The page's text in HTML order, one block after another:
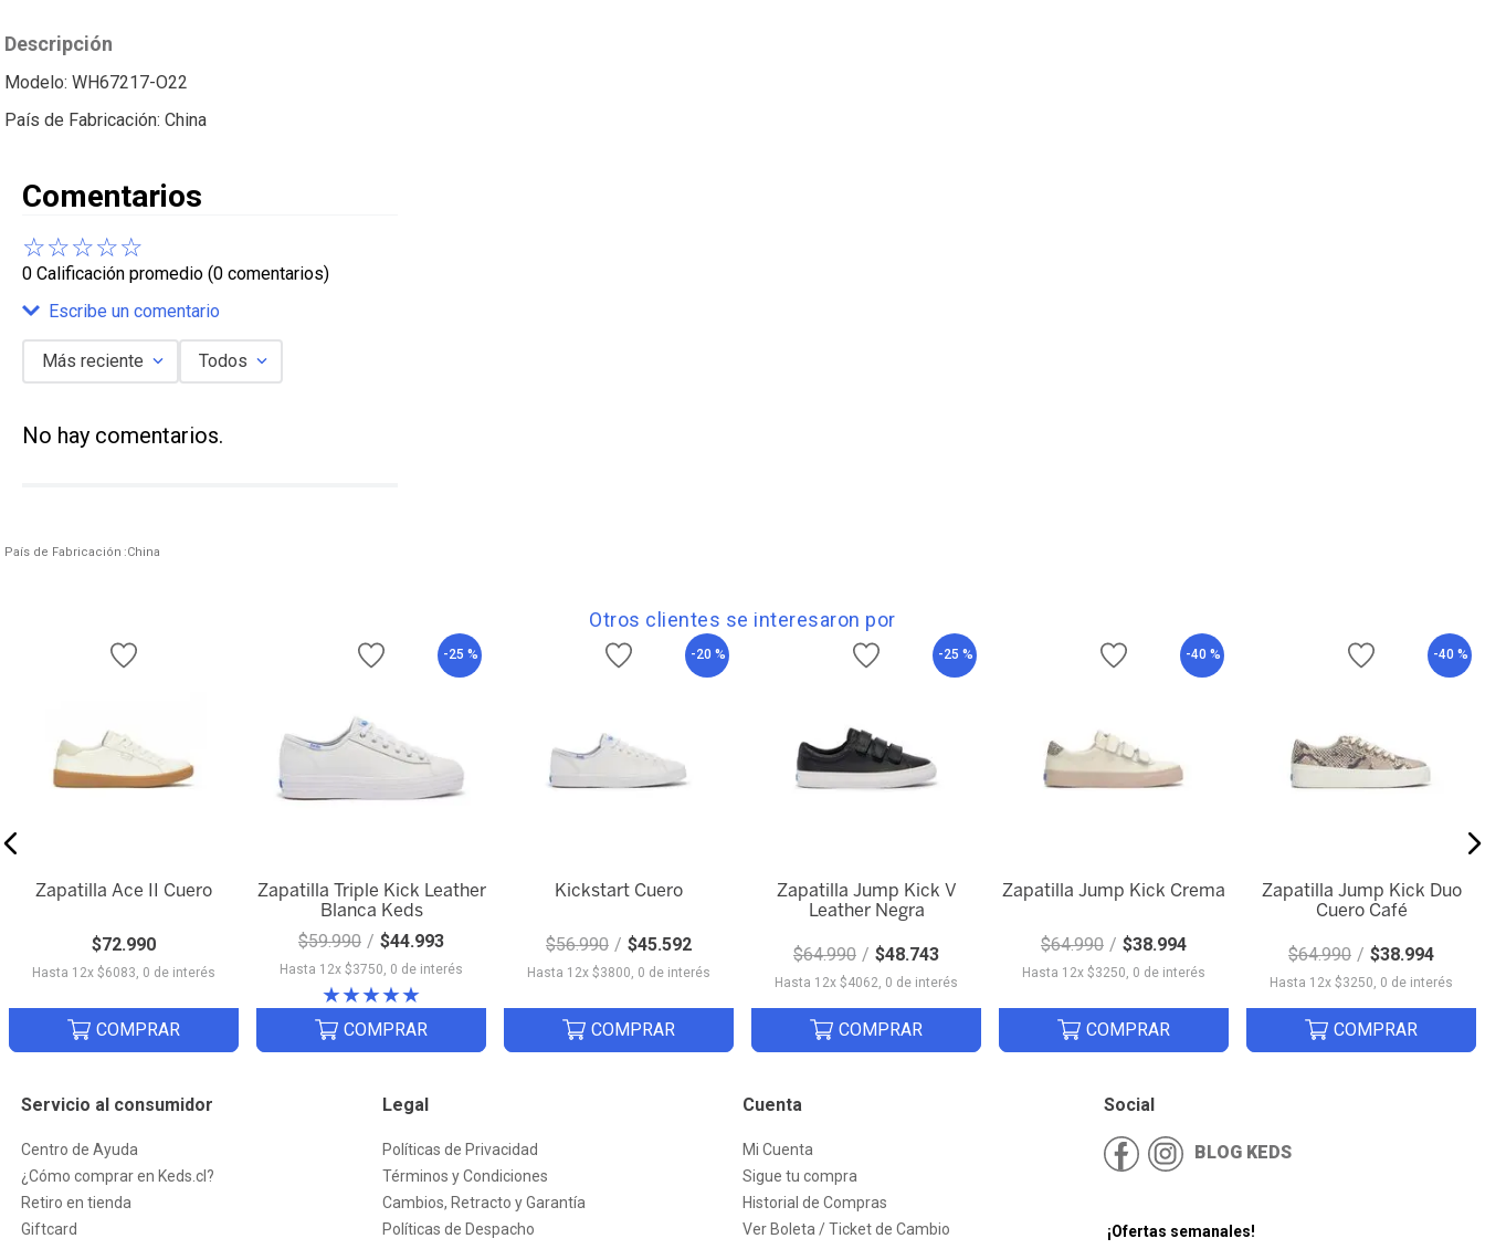
Descripción
Modelo: WH67217-O22
País de Fabricación: China
Comentarios
☆☆☆☆☆
0 Calificación promedio (0 comentarios)
Escribe un comentario
Título
Escribe un comentario
ENVIAR COMENTARIO
Más reciente Todos
No hay comentarios.
País de Fabricación China
Otros clientes se interesaron por
Zapatilla Ace II Cuero
$72.990
Hasta 12x $6083 0 de interés
COMPRAR
-25 %
Quick View
Zapatilla Triple Kick Leather
Blanca Keds
$59.990 $44.993
Hasta 12x $3750, 0 de interés
★★★★★
COMPRAR
-20 %
Kickstart Cuero
$56.990 $45.592
Hasta 12x $3800 0 de interés
COMPRAR
-25 %
Quick View
Zapatilla Jump Kick V
Leather Negra
$64.990 $48.743
Hasta 12x $4062 0 de interés
COMPRAR
-40 %
Zapatilla Jump Kick Crema
$64.990 $38.994
Hasta 12x $3250 0 de interés
COMPRAR
-40 %
Quick View
Zapatilla Jump Kick Duo
Cuero Café
$64.990 $38.994
Hasta 12x $3250 0 de interés
COMPRAR
Servicio al consumidor
Centro de Ayuda
¿Cómo comprar en Keds.cl?
Retiro en tienda
Giftcard
Legal
Políticas de Privacidad
Términos y Condiciones
Cambios, Retracto y Garantía
Políticas de Despacho
Cuenta
Mi Cuenta
Sigue tu compra
Historial de Compras
Ver Boleta / Ticket de Cambio
Social
BLOG KEDS
¡Ofertas semanales!